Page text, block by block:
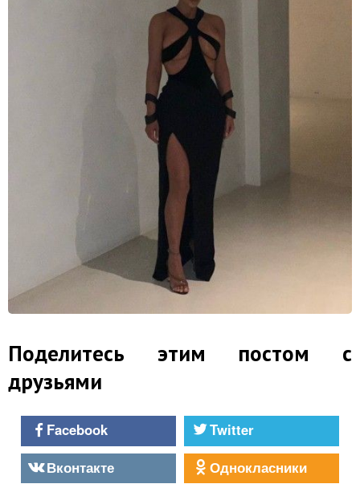
Поделитесь этим постом с
друзьями
Facebook
Twitter
Вконтакте
Однокласники